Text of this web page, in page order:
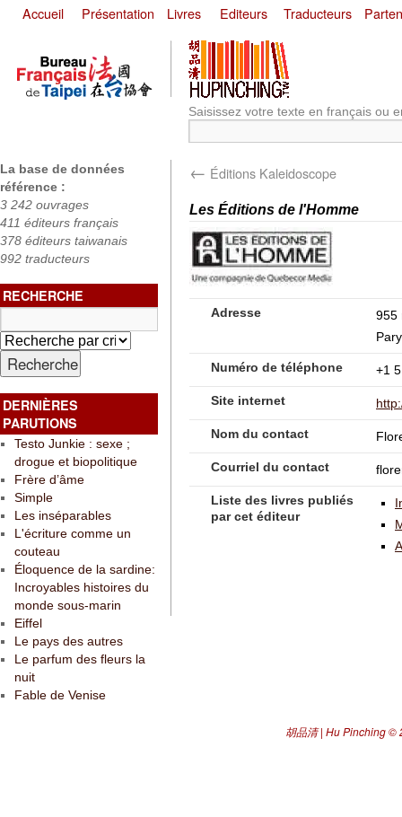
Accueil Présentation Livres Editeurs Traducteurs
Saisissez votre texte en français ou
La base de données
référence :
3 242 ouvrages
411 éditeurs français
378 éditeurs taiwanais
992 traducteurs
RECHERCHE
DERNIÈRES
PARUTIONS
Testo Junkie : sexe ;
drogue et biopolitique
Frère d’âme
Simple
Les inséparables
L'écriture comme un
couteau
Éloquence de la sardine:
Incroyables histoires du
monde sous-marin
Eiffel
Le pays des autres
Le parfum des fleurs la
nuit
Fable de Venise
← Éditions Kaleidoscope
Les Éditions de l'Homme
Adresse
955
Numéro de téléphone +1
Site internet
Nom du contact
Courriel du contact
Liste des livres publiés
par cet éditeur
胡品清 | Hu Pinching©